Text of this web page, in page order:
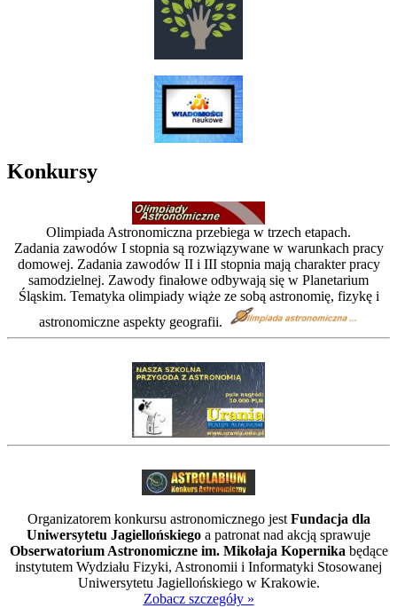
Konkursy
Olimpiada Astronomiczna przebiega w trzech etapach.
Zadania zawodów I stopnia są rozwiązywane w warunkach pracy
domowej. Zadania zawodów II i III stopnia mają charakter pracy
samodzielnej. Zawody finałowe odbywają się w Planetarium
Śląskim. Tematyka olimpiady wiąże ze sobą astronomię, fizykę i
astronomiczne aspekty geografii.
Organizatorem konkursu astronomicznego jestFundacja dla
Uniwersytetu Jagiellońskiego a patronat nad akcją sprawuje
Obserwatorium Astronomiczne im. Mikołaja Kopernikabędące
instytutem Wydziału Fizyki, Astronomii i Informatyki Stosowanej
Uniwersytetu Jagiellońskiego w Krakowie.
Zobacz szczegóły »